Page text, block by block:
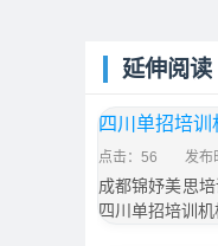
延伸阅读
四川单招培
点击：56 发布
成都锦妤美思
四川单招培训